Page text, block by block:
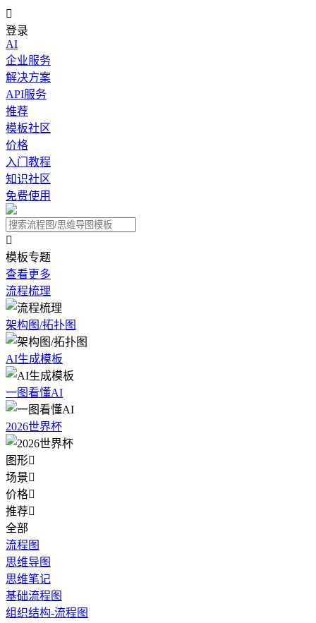

登录
AI
企业服务
解决方案
API服务
推荐
模板社区
价格
入门教程
知识社区
免费使用

模板专题
查看更多
流程梳理
架构图/拓扑图
AI生成模板
一图看懂AI
2026世界杯
图形
场景
价格
推荐
全部
流程图
思维导图
思维笔记
基础流程图
组织结构-流程图